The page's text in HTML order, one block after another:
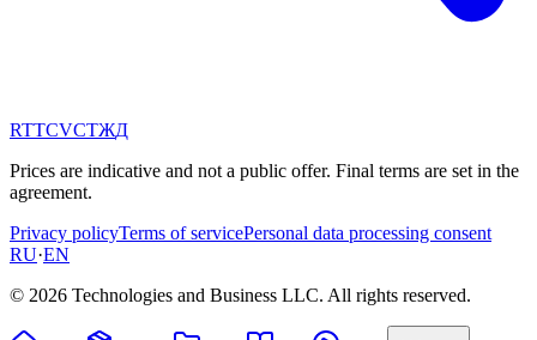
RTTCVCТЖД
Prices are indicative and not a public offer. Final terms are set in the
agreement.
Privacy policyTerms of servicePersonal data processing consent
RU·EN
© 2026 Technologies and Business LLC. All rights reserved.